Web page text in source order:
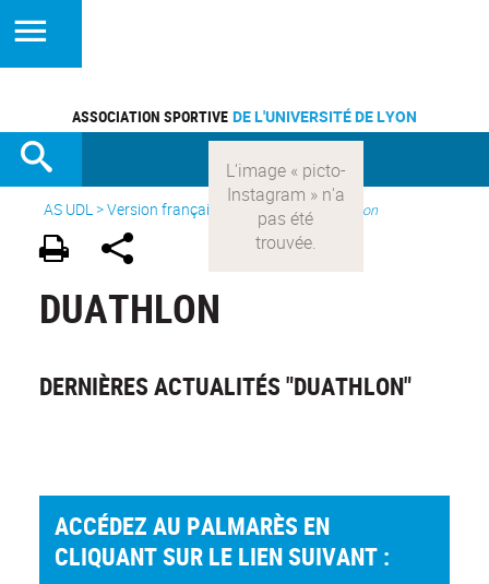
ASSOCIATION SPORTIVE DE L'UNIVERSITÉ DE LYON
AS UDL>Version française > Les sports > Duathlon
DUATHLON
DERNIÈRES ACTUALITÉS "DUATHLON"
ACCÉDEZ AU PALMARÈS EN
CLIQUANT SUR LE LIEN SUIVANT :